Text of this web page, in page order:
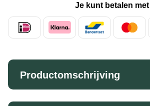
Je kunt betalen met
Productomschrijving